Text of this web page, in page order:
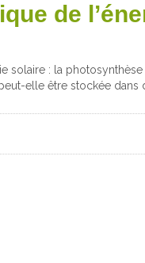
de
solaire : la
elle être stockée